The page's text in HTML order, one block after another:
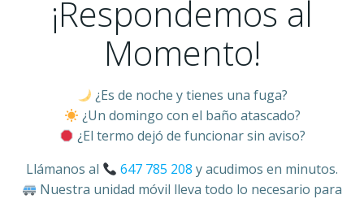
¡Respondemos al
Momento!
¿Es de noche y tienes una fuga?
¿Un domingo con el baño atascado?
¿El termo dejó de funcionar sin aviso?
Llámanos al
647 785 208 y acudimos en minutos.
Nuestra unidad móvil lleva todo lo necesario para